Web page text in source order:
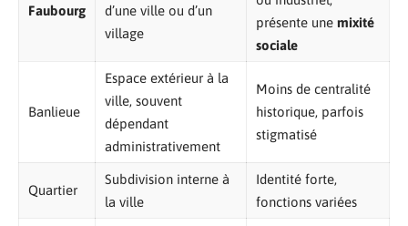
Faubourg
d’une ville ou d’un
village
présente une mixité
sociale
Banlieue
Espace extérieur à la
ville, souvent
dépendant
administrativement
Moins de centralité
historique, parfois
stigmatisé
Quartier
Subdivision interne à
la ville
Identité forte,
fonctions variées